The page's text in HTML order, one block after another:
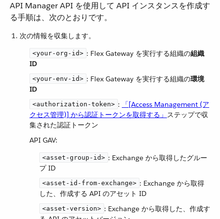
API Manager API を使用して API インスタンスを作成す
る手順は、次のとおりです。
次の情報を収集します。
<your-org-id> ​: Flex Gateway を実行する組織の​組織
ID
<your-env-id> ​: Flex Gateway を実行する組織の​環境
ID
<authorization-token> ​:
「[Access Management (ア
クセス管理)] から認証トークンを取得する」 ​ステップで収
集された認証トークン
API GAV:
<asset-group-id> ​: Exchange から取得したグルー
プ ID
<asset-id-from-exchange> ​: Exchange から取得
した、作成する API のアセット ID
<asset-version> ​: Exchange から取得した、作成す